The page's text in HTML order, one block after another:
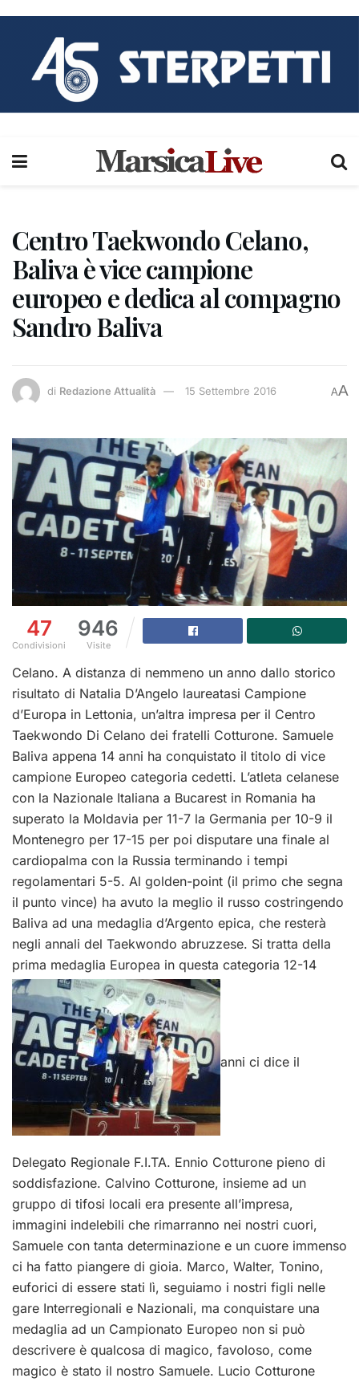
Centro Taekwondo Celano,
Baliva è vice campione
europeo e dedica al compagno
Sandro Baliva
di Redazione Attualità 15 Settembre 2016 AA
47
Condivisioni
946
Visite
Celano. A distanza di nemmeno un anno dallo storico
risultato di Natalia D’Angelo laureatasi Campione
d’Europa in Lettonia, un’altra impresa per il Centro
Taekwondo Di Celano dei fratelli Cotturone. Samuele
Baliva appena 14 anni ha conquistato il titolo di vice
campione Europeo categoria cedetti. L’atleta celanese
con la Nazionale Italiana a Bucarest in Romania ha
superato la Moldavia per 11-7 la Germania per 10-9 il
Montenegro per 17-15 per poi disputare una finale al
cardiopalma con la Russia terminando i tempi
regolamentari 5-5. Al golden-point (il primo che segna
il punto vince) ha avuto la meglio il russo costringendo
Baliva ad una medaglia d’Argento epica, che resterà
negli annali del Taekwondo abruzzese. Si tratta della
prima medaglia Europea in questa categoria 12-14
anni ci dice il
Delegato Regionale F.I.TA. Ennio Cotturone pieno di
soddisfazione. Calvino Cotturone, insieme ad un
gruppo di tifosi locali era presente all’impresa,
immagini indelebili che rimarranno nei nostri cuori,
Samuele con tanta determinazione e un cuore immenso
ci ha fatto piangere di gioia. Marco, Walter, Tonino,
euforici di essere stati lì, seguiamo i nostri figli nelle
gare Interregionali e Nazionali, ma conquistare una
medaglia ad un Campionato Europeo non si può
descrivere è qualcosa di magico, favoloso, come
magico è stato il nostro Samuele. Lucio Cotturone